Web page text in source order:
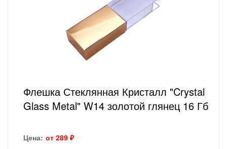
Флешка Стеклянная Кристалл "Crystal
Glass Metal" W14 золотой глянец 16 Гб
Цена: от 289 ₽